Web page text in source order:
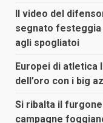
Il video del
segnato festeggia
agli spogliatoi
Europei di atletica
dell’oro con i big
Si ribalta il
campagne